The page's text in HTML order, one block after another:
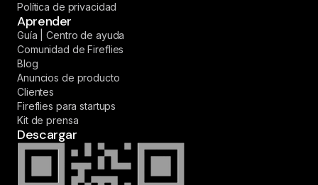
Política de privacidad
Aprender
Guía | Centro de ayuda
Comunidad de Fireflies
Blog
Anuncios de producto
Clientes
Fireflies para startups
Kit de prensa
Descargar